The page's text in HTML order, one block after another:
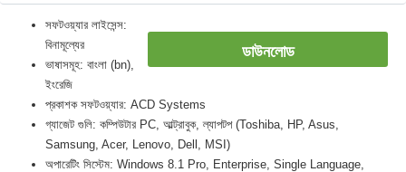
ডাউনলোড
সফটওয়্যার লাইসেন্স:
বিনামূল্যের
ভাষাসমূহ: বাংলা (bn),
ইংরেজি
প্রকাশক সফটওয়্যার: ACD Systems
গ্যাজেট গুলি: কম্পিউটার PC, আল্ট্রাবুক, ল্যাপটপ (Toshiba, HP, Asus,
Samsung, Acer, Lenovo, Dell, MSI)
অপারেটিং সিস্টেম: Windows 8.1 Pro, Enterprise, Single Language,